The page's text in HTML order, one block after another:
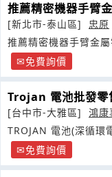
推薦精密機器手臂
[新北市-泰山區]
忠原
推薦精密機器手臂金
指頭金屬件
免費詢價
Trojan 電池批發零
[台中市-大雅區]
鴻康
TROJAN 電池(深循環
免費詢價